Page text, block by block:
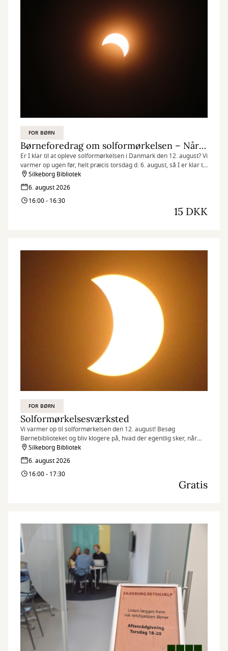
FOR BØRN
Børneforedrag om solformørkelsen – Når solen går i sort
Er I klar til at opleve solformørkelsen i Danmark den 12. august? Vi
varmer op ugen før, helt præcis torsdag d. 6. august, så I er klar til
at opleve en både stor og sjælden astronomisk begivenhed.
Silkeborg Bibliotek
6. august 2026
16:00 - 16:30
15 DKK
FOR BØRN
Solformørkelsesværksted
Vi varmer op til solformørkelsen den 12. august! Besøg
Børnebiblioteket og bliv klogere på, hvad der egentlig sker, når
solen – næsten – går i sort.
Silkeborg Bibliotek
6. august 2026
16:00 - 17:30
Gratis